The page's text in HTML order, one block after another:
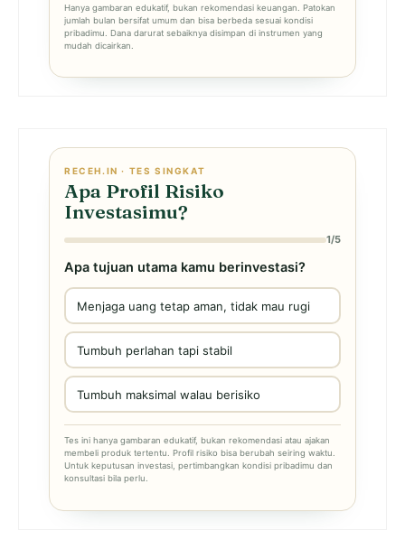
Hanya gambaran edukatif, bukan rekomendasi keuangan. Patokan
jumlah bulan bersifat umum dan bisa berbeda sesuai kondisi
pribadimu. Dana darurat sebaiknya disimpan di instrumen yang
mudah dicairkan.
RECEH.IN · TES SINGKAT
Apa Profil Risiko
Investasimu?
1/5
Apa tujuan utama kamu berinvestasi?
Menjaga uang tetap aman, tidak mau rugi
Tumbuh perlahan tapi stabil
Tumbuh maksimal walau berisiko
Tes ini hanya gambaran edukatif, bukan rekomendasi atau ajakan
membeli produk tertentu. Profil risiko bisa berubah seiring waktu.
Untuk keputusan investasi, pertimbangkan kondisi pribadimu dan
konsultasi bila perlu.